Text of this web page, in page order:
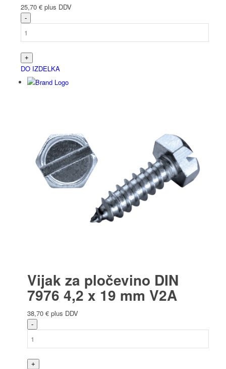
25,70 € plus DDV
DO IZDELKA
Vijak za pločevino DIN
7976 4,2 x 19 mm V2A
38,70 € plus DDV